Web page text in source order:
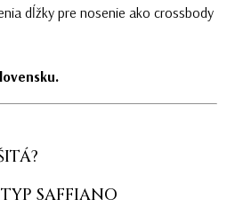
dĺžky pre nosenie ako crossbody
SAFFIANO